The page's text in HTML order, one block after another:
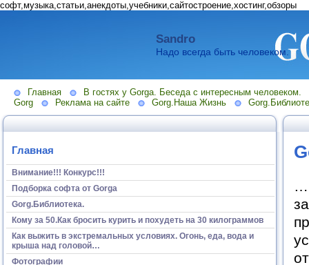
софт,музыка,статьи,анекдоты,учебники,сайтостроение,хостинг,обзоры
Sandro
Надо всегда быть человеком.
Главная
В гостях у Gorga. Беседа с интересным человеком.
Gorg
Реклама на сайте Gorg.Наша Жизнь
Главная
Внимание!!! Конкурс!!!
Подборка софта от Gorga
Gorg.Библиотека.
Кому за 50.Как бросить курить и похудеть на 30 килограммов
Как выжить в экстремальных условиях. Огонь, еда, вода и
крыша над головой…
Фотографии